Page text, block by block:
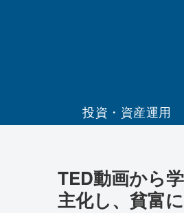
投資・資産運用
TED動画から
主化し、貧富